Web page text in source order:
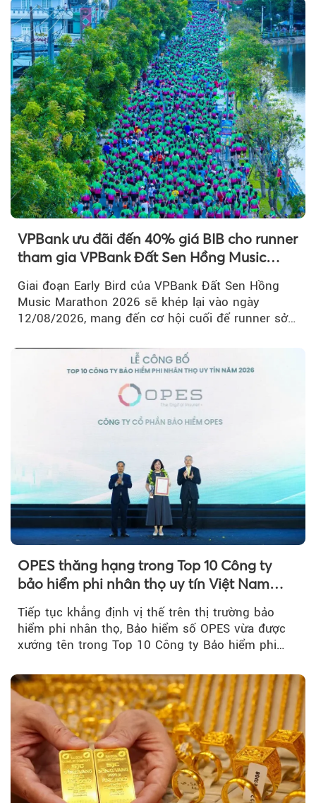
VPBank ưu đãi đến 40% giá BIB cho runner
tham gia VPBank Đất Sen Hồng Music
Giai đoạn Early Bird của VPBank Đất Sen Hồng
Music Marathon 2026 sẽ khép lại vào ngày
12/08/2026, mang đến cơ hội cuối để runner sở
OPES thăng hạng trong Top 10 Công ty
bảo hiểm phi nhân thọ uy tín Việt Nam
Tiếp tục khẳng định vị thế trên thị trường bảo
hiểm phi nhân thọ, Bảo hiểm số OPES vừa được
xướng tên trong Top 10 Công ty Bảo hiểm phi